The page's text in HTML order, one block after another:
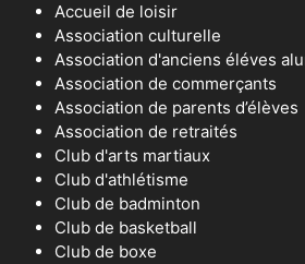
Accueil de loisir
Association culturelle
Association d'anciens éléves
Association de commerçants
Association de parents d’élèves
Association de retraités
Club d'arts martiaux
Club d'athlétisme
Club de badminton
Club de basketball
Club de boxe